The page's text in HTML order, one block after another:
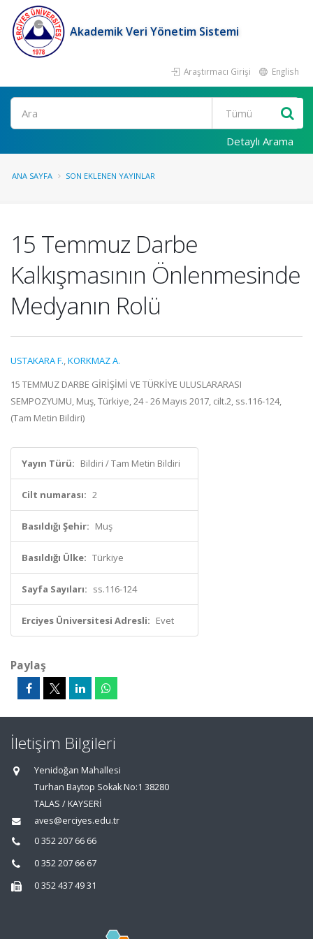
Akademik Veri Yönetim Sistemi
Araştırmacı Girişi English
Ara
Detaylı Arama
ANA SAYFA SON EKLENEN YAYINLAR
15 Temmuz Darbe
Kalkışmasının Önlenmesinde
Medyanın Rolü
USTAKARA F.,KORKMAZ A.
15 TEMMUZ DARBE GİRİŞİMİ VE TÜRKİYE ULUSLARARASI
SEMPOZYUMU, Muş, Türkiye, 24 - 26 Mayıs 2017, cilt.2, ss.116-124,
(Tam Metin Bildiri)
Yayın Türü: Bildiri / Tam Metin Bildiri
Cilt numarası: 2
Basıldığı Şehir: Muş
Basıldığı Ülke: Türkiye
Sayfa Sayıları: ss.116-124
Erciyes Üniversitesi Adresli: Evet
Paylaş
İletişim Bilgileri
Yenidoğan Mahallesi
Turhan Baytop Sokak No:1 38280
TALAS / KAYSERİ
aves@erciyes.edu.tr
0 352 207 66 66
0 352 207 66 67
0 352 437 49 31